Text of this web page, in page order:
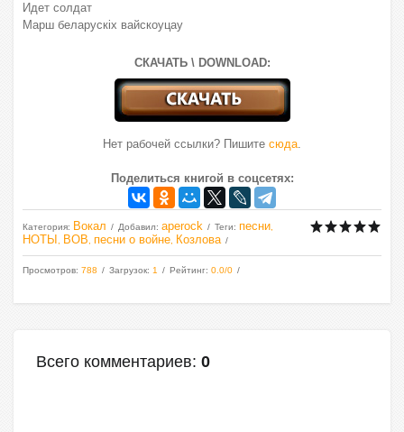
Идет солдат
Марш беларускiх вайскоуцау
СКАЧАТЬ \ DOWNLOAD:
Нет рабочей ссылки? Пишите сюда.
Поделиться книгой в соцсетях:
Категория: Вокал Добавил: aperock Теги: песни
НОТЫ ВОВ песни о войне Козлова
Просмотров: 788 Загрузок: 1 Рейтинг: 0.0/0
Всего комментариев: 0